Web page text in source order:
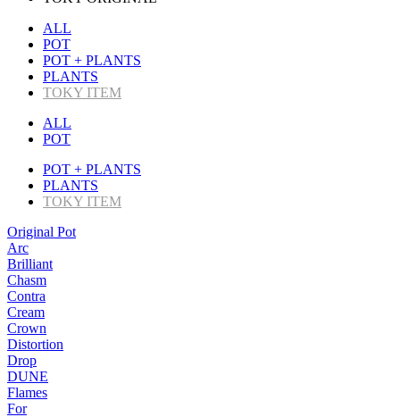
ALL
POT
POT + PLANTS
PLANTS
TOKY ITEM
ALL
POT
POT + PLANTS
PLANTS
TOKY ITEM
Original Pot
Arc
Brilliant
Chasm
Contra
Cream
Crown
Distortion
Drop
DUNE
Flames
For